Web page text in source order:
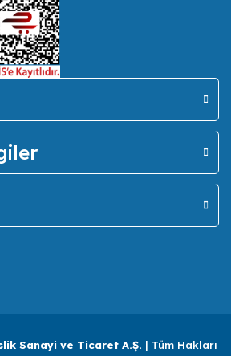
Sanayi ve Ticaret A.Ş. | Tüm Hakları